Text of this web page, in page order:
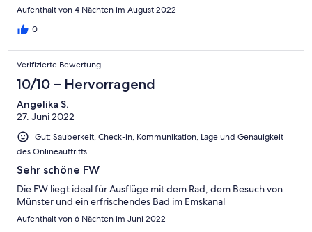
Aufenthalt von 4 Nächten im August 2022
0
Verifizierte Bewertung
10/10 – Hervorragend
Angelika S.
27. Juni 2022
Gut: Sauberkeit, Check-in, Kommunikation, Lage und Genauigkeit
des Onlineauftritts
Sehr schöne FW
Die FW liegt ideal für Ausflüge mit dem Rad, dem Besuch von
Münster und ein erfrischendes Bad im Emskanal
Aufenthalt von 6 Nächten im Juni 2022